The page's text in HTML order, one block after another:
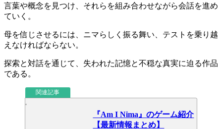
言葉や概念を見つけ、それらを組み合わせながら会話を進め
ていく。
母を信じさせるには、 ニマらしく振る舞い 、テストを乗り越
えなければならない。
探索と対話を通じて、 失われた記憶と不穏な真実に迫る作品
である。
関連記事
『Am I Nima』のゲーム紹介
【最新情報まとめ】